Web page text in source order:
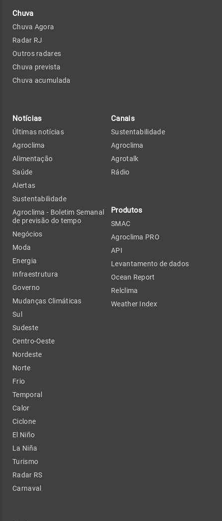
Chuva
Chuva Agora
Radar RJ
Outros radares
Chuva prevista
Chuva acumulada
Notícias
Últimas notícias
Agroclima
Alimentação
Saúde
Alertas
Sustentabilidade
Agroclima - Boletim Semanal
de previsão do tempo
Negócios
Moda
Energia
Infraestrutura
Governo
Mudanças Climáticas
Sul
Sudeste
Centro-Oeste
Nordeste
Norte
Frio
Temporal
Calor
Ciclone
El Niño
La Niña
Turismo
Radar RS
Carnaval
Canais
Sustentabilidade
Agroclima
Agrotalk
Rádio
Produtos
SMAC
Agroclima PRO
API
Levantamento de dados
Ocean Report
Relclima
Weather Index